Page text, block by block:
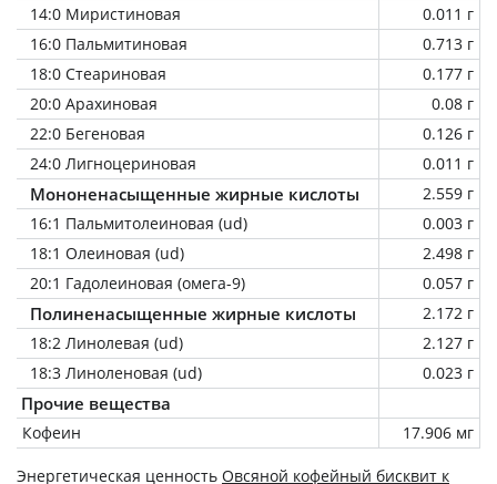
14:0 Миристиновая
0.011 г
16:0 Пальмитиновая
0.713 г
18:0 Стеариновая
0.177 г
20:0 Арахиновая
0.08 г
22:0 Бегеновая
0.126 г
24:0 Лигноцериновая
0.011 г
Мононенасыщенные жирные кислоты
2.559 г
16:1 Пальмитолеиновая (ud)
0.003 г
18:1 Олеиновая (ud)
2.498 г
20:1 Гадолеиновая (омега-9)
0.057 г
Полиненасыщенные жирные кислоты
2.172 г
18:2 Линолевая (ud)
2.127 г
18:3 Линоленовая (ud)
0.023 г
Прочие вещества
Кофеин 17.906 мг
Энергетическая ценность Овсяной кофейный бисквит к